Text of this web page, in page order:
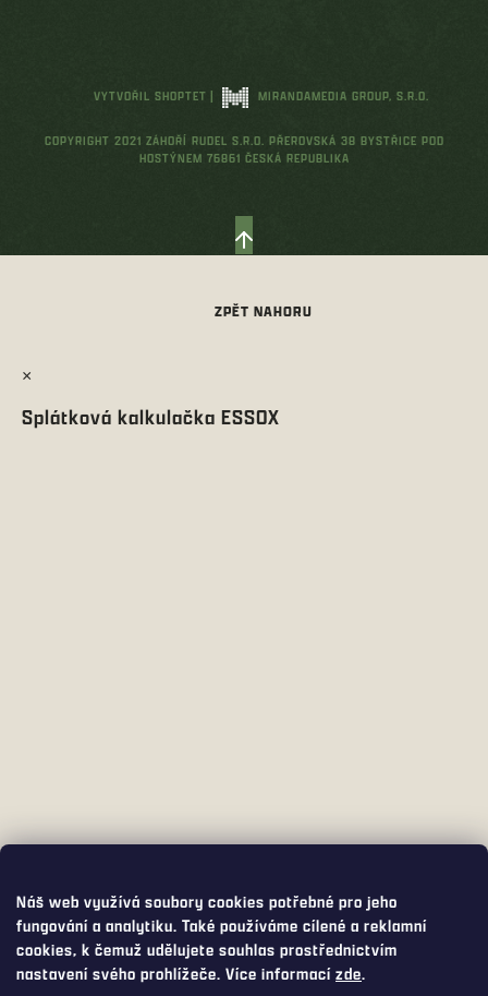
Náš web využívá soubory cookies potřebné pro jeho
fungování a analytiku. Také používáme cílené a reklamní
cookies, k čemuž udělujete souhlas prostřednictvím
nastavení svého prohlížeče. Více informacízde.
VYTVOŘIL SHOPTET | MIRANDAMEDIA GROUP, S.R.O.
COPYRIGHT 2021 ZÁHOŘÍ RUDEL S.R.O. PŘEROVSKÁ 38 BYSTŘICE POD
HOSTÝNEM 76861 ČESKÁ REPUBLIKA
×
Splátková kalkulačka ESSOX